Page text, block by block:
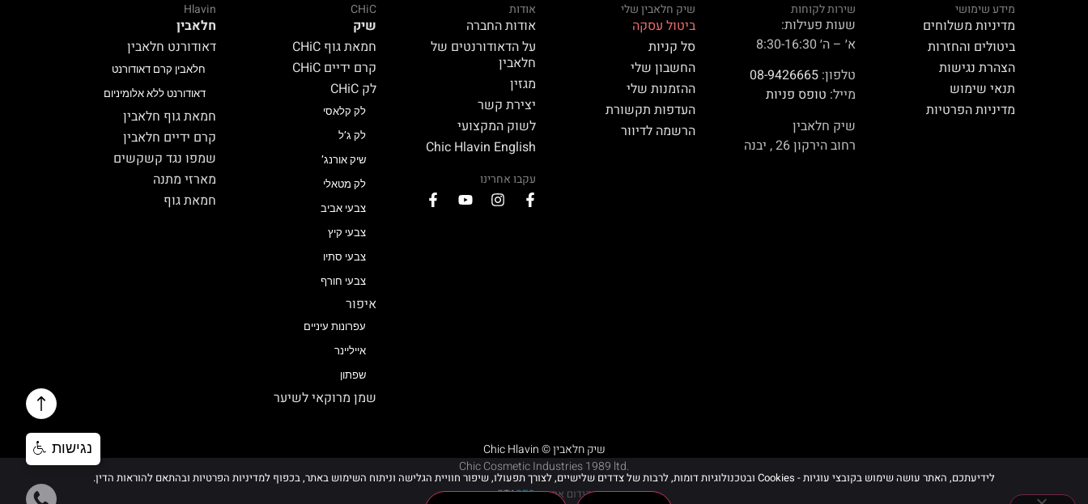
מידע שימושי
מדיניות משלוחים
ביטולים והחזרות
הצהרת נגישות
תנאי שימוש
מדיניות הפרטיות
שירות לקוחות
שעות פעילות:
א׳ – ה׳ 8:30-16:30
טלפון:08-9426665
מייל: טופס פניות
שיק חלאבין
רחוב הירקון 26 , יבנה
שיק חלאבין שלי
ביטול עסקה
סל קניות
החשבון שלי
ההזמנות שלי
העדפות תקשורת
הרשמה לדיוור
אודות
אודות החברה
על הדאודורנטים של
חלאבין
מגזין
יצירת קשר
לשוק המקצועי
Chic Hlavin English
עקבו אחרינו
CHiC
שיק
חמאת גוף CHiC
קרם ידיים CHiC
לק CHiC
לק קלאסי
לק ג’ל
שיק אורנג’
לק מטאלי
צבעי אביב
צבעי קיץ
צבעי סתיו
צבעי חורף
איפור
עפרונות עיניים
אייליינר
שפתון
שמן מרוקאי לשיער
Hlavin
חלאבין
דאודורנט חלאבין
חלאבין קרם דאודורנט
דאודורנט ללא אלומיניום
חמאת גוף חלאבין
קרם ידיים חלאבין
שמפו נגד קשקשים
מארזי מתנה
חמאת גוף
Chic Hlavin © שיק חלאבין
Chic Cosmetic Industries 1989 ltd.
קידום אתר – STASEO
לידיעתכם, האתר עושה שימוש בקובצי עוגיות - Cookies ובטכנולוגיות דומות, לרבות של צדדים שלישיים, לצורך תפעולו, שיפור חוויית הגלישה וניתוח השימוש באתר, בכפוף למדיניות הפרטיות ובהתאם להוראות הדין.
נגישות